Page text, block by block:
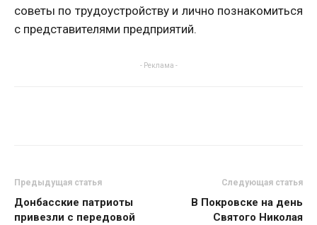
советы по трудоустройству и лично познакомиться
с представителями предприятий.
- Реклама -
Предыдущая статья
Донбасские патриоты
привезли с передовой
Следующая статья
В Покровске на день
Святого Николая